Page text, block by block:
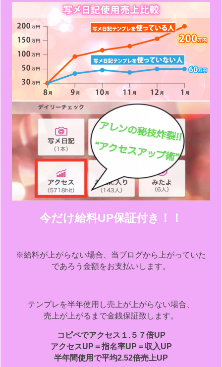
今だけ給料UP保証付き！！
※給料が上がらない場合、当ブログから上がっていた
であろう金額をお支払いします。
テンプレを半年使用し売上が上がらない場合、
売上が上がるまで金銭保証致します。
コピペでアクセス１.５７倍UP
アクセスUP＝指名率UP＝収入UP
半年間使用で平均2.52倍売上UP